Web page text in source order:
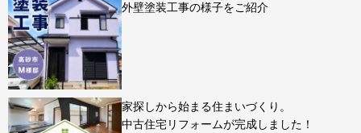
外壁塗装工事の様子をご紹介
家探しから始まる住まいづくり。
中古住宅リフォームが完成しました！